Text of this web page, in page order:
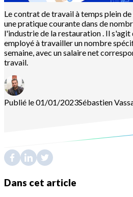
Le contrat de travail à temps plein
une pratique courante dans de
l'industrie de la restauration . Il
employé à travailler un nombre
semaine, avec un salaire net
travail.
Publié le 01/01/2023Sébastien
Dans cet article